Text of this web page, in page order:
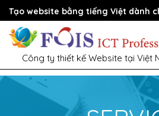
Công ty thiết kế Website tại Việt